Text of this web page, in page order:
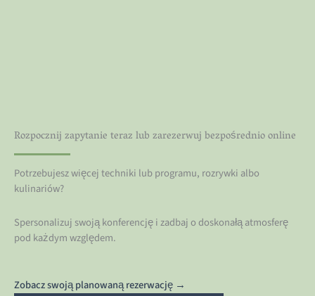
Rozpocznij zapytanie teraz lub zarezerwuj bezpośrednio online
Potrzebujesz więcej techniki lub programu, rozrywki albo
kulinariów?
Spersonalizuj swoją konferencję i zadbaj o doskonałą atmosferę
pod każdym względem.
Zobacz swoją planowaną rezerwację →